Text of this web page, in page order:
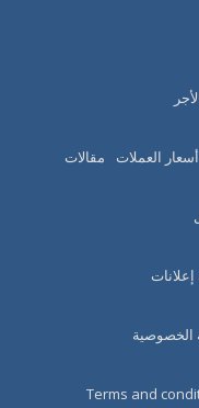
أسعار العملات مقالات
الخصوصية